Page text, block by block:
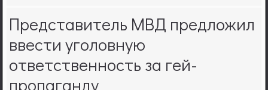
Представитель МВД предложил
ввести уголовную
ответственность за гей-
пропаганду